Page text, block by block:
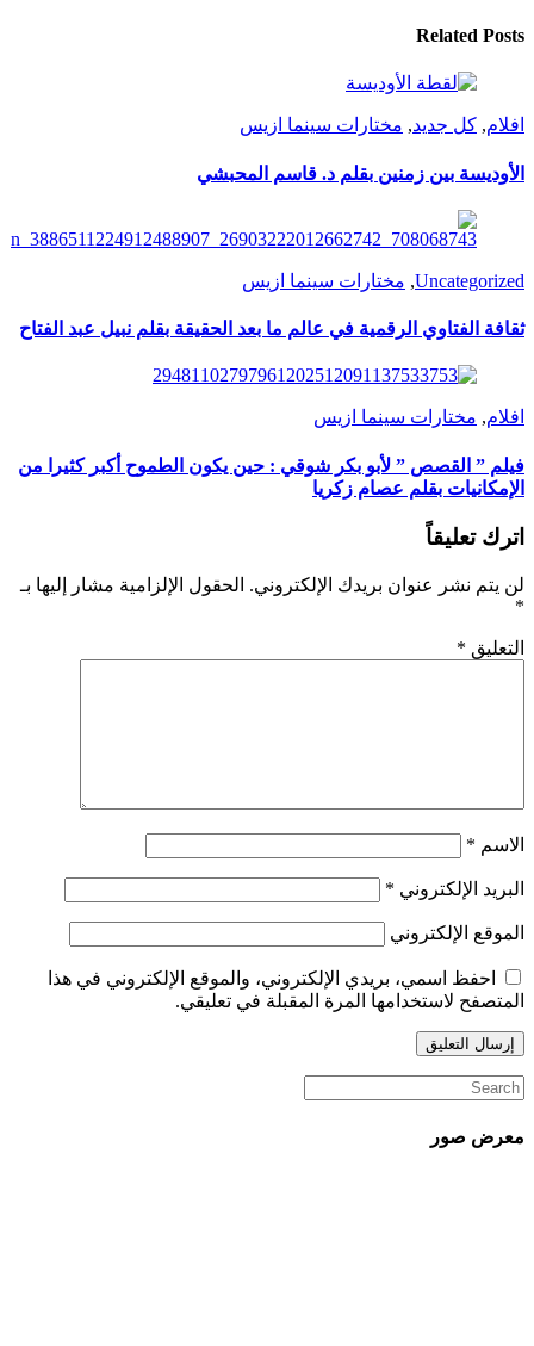
Related Posts
افلام, كل جديد, مختارات سينما ازيس
الأوديسة بين زمنين بقلم د. قاسم المحبشي
Uncategorized
, مختارات سينما ازيس
ثقافة الفتاوي الرقمية في عالم ما بعد الحقيقة بقلم نبيل عبد الفتاح
افلام, مختارات سينما ازيس
فيلم ” القصص ” لأبو بكر شوقي : حين يكون الطموح أكبر كثيرا من
الإمكانيات بقلم عصام زكريا
اترك تعليقاً
لن يتم نشر عنوان بريدك الإلكتروني. الحقول الإلزامية مشار إليها بـ
*
التعليق *
الاسم *
البريد الإلكتروني *
الموقع الإلكتروني
احفظ اسمي، بريدي الإلكتروني، والموقع الإلكتروني في هذا
المتصفح لاستخدامها المرة المقبلة في تعليقي.
معرض صور